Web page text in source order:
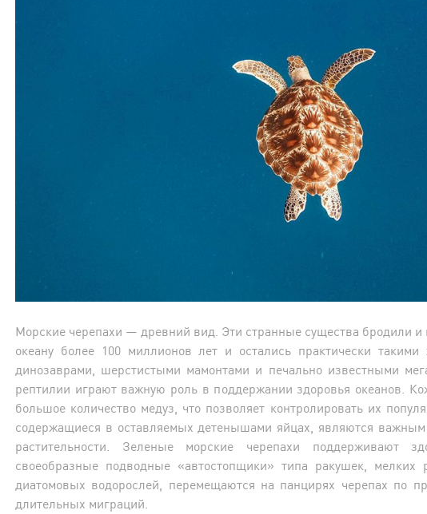
Морские черепахи — древний вид. Эти странные существа бродили
океану более 100 миллионов лет и остались практически
динозаврами, шерстистыми мамонтами и печально известными
рептилии играют важную роль в поддержании здоровья океанов.
большое количество медуз, что позволяет контролировать их
содержащиеся в оставляемых детенышами яйцах, являются
растительности. Зеленые морские черепахи поддерживают
своеобразные подводные «автостопщики» типа ракушек, мелких
диатомовых водорослей, перемещаются на панцирях черепах по
длительных миграций.